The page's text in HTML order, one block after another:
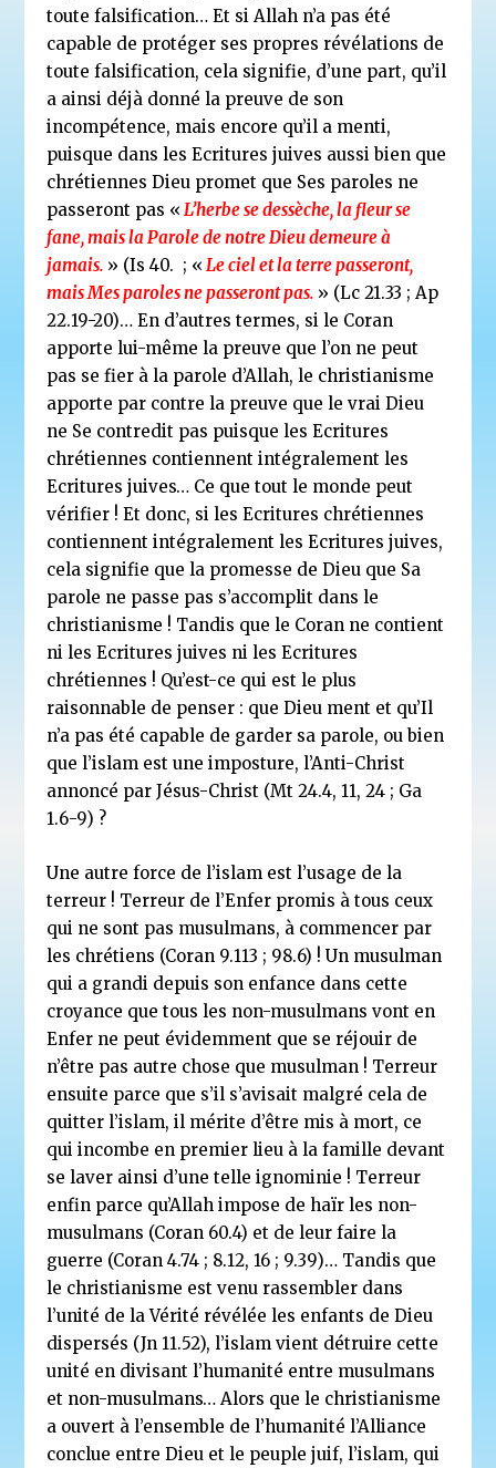
toute falsification… Et si Allah n’a pas été
capable de protéger ses propres révélations de
toute falsification, cela signifie, d’une part, qu’il
a ainsi déjà donné la preuve de son
incompétence, mais encore qu’il a menti,
puisque dans les Ecritures juives aussi bien que
chrétiennes Dieu promet que Ses paroles ne
passeront pas « L’herbe se dessèche, la fleur se
fane, mais la Parole de notre Dieu demeure à
jamais. » (Is 40. ; « Le ciel et la terre passeront,
mais Mes paroles ne passeront pas. » (Lc 21.33 ; Ap
22.19-20)… En d’autres termes, si le Coran
apporte lui-même la preuve que l’on ne peut
pas se fier à la parole d’Allah, le christianisme
apporte par contre la preuve que le vrai Dieu
ne Se contredit pas puisque les Ecritures
chrétiennes contiennent intégralement les
Ecritures juives… Ce que tout le monde peut
vérifier ! Et donc, si les Ecritures chrétiennes
contiennent intégralement les Ecritures juives,
cela signifie que la promesse de Dieu que Sa
parole ne passe pas s’accomplit dans le
christianisme ! Tandis que le Coran ne contient
ni les Ecritures juives ni les Ecritures
chrétiennes ! Qu’est-ce qui est le plus
raisonnable de penser : que Dieu ment et qu’Il
n’a pas été capable de garder sa parole, ou bien
que l’islam est une imposture, l’Anti-Christ
annoncé par Jésus-Christ (Mt 24.4, 11, 24 ; Ga
1.6-9) ?
Une autre force de l’islam est l’usage de la
terreur ! Terreur de l’Enfer promis à tous ceux
qui ne sont pas musulmans, à commencer par
les chrétiens (Coran 9.113 ; 98.6) ! Un musulman
qui a grandi depuis son enfance dans cette
croyance que tous les non-musulmans vont en
Enfer ne peut évidemment que se réjouir de
n’être pas autre chose que musulman ! Terreur
ensuite parce que s’il s’avisait malgré cela de
quitter l’islam, il mérite d’être mis à mort, ce
qui incombe en premier lieu à la famille devant
se laver ainsi d’une telle ignominie ! Terreur
enfin parce qu’Allah impose de haïr les non-
musulmans (Coran 60.4) et de leur faire la
guerre (Coran 4.74 ; 8.12, 16 ; 9.39)… Tandis que
le christianisme est venu rassembler dans
l’unité de la Vérité révélée les enfants de Dieu
dispersés (Jn 11.52), l’islam vient détruire cette
unité en divisant l’humanité entre musulmans
et non-musulmans… Alors que le christianisme
a ouvert à l’ensemble de l’humanité l’Alliance
conclue entre Dieu et le peuple juif, l’islam, qui